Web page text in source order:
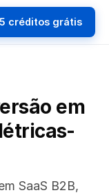
créditos grátis
em
SaaS B2B,